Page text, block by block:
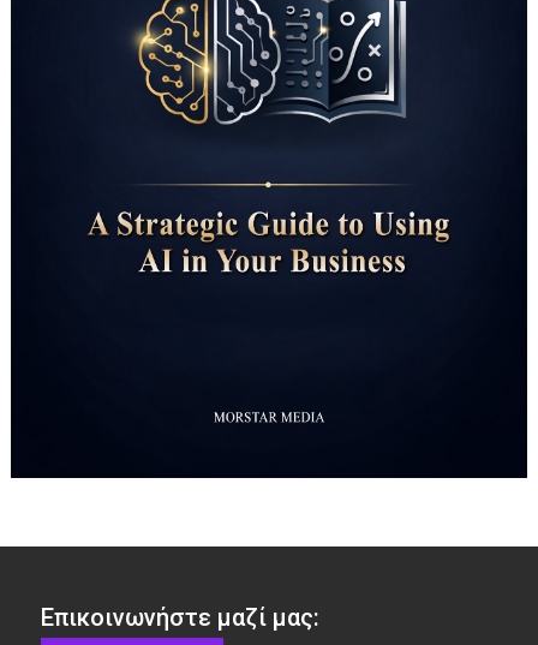
Επικοινωνήστε μαζί μας: